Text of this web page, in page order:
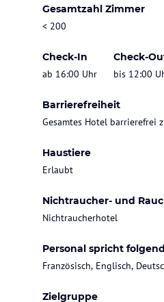
Gesamtzahl Zimmer
< 200
Check-In
ab 16:00 Uhr
Check-
bis 12:00
Barrierefreiheit
Gesamtes Hotel barrierefrei
Haustiere
Erlaubt
Nichtraucher- und
Nichtraucherhotel
Personal spricht
Französisch, Englisch,
Zielgruppe